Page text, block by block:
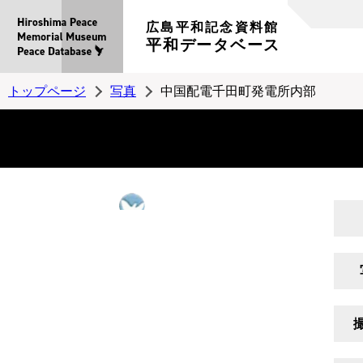
広島平和記念資料館
平和データベース
トップページ 写真 中国配電千田町発電所内部